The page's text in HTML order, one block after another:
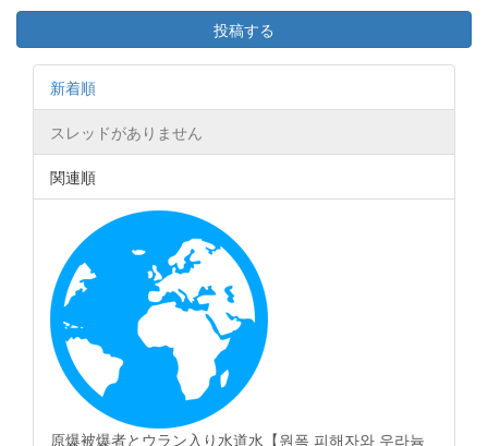
投稿する
新着順
スレッドがありません
関連順
原爆被爆者とウラン入り水道水【원폭 피해자와 우라늄